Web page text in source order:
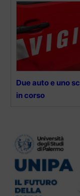
Due auto e uno
in corso